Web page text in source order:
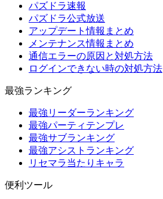
パズドラ速報
パズドラ公式放送
アップデート情報まとめ
メンテナンス情報まとめ
通信エラーの原因と対処方法
ログインできない時の対処方法
最強ランキング
最強リーダーランキング
最強パーティテンプレ
最強サブランキング
最強アシストランキング
リセマラ当たりキャラ
便利ツール